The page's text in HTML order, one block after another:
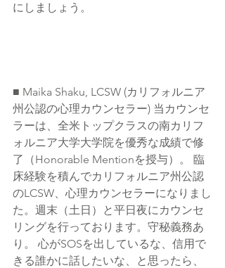
にしましょう。
■ Maika Shaku, LCSW (カリフォルニア
州公認の心理カウンセラー) 当カウンセ
ラーは、全米トップクラスの南カリフ
ォルニア大学大学院を優秀な成績で修
了（Honorable Mentionを授与）。 臨
床経験を積んでカリフォルニア州公認
のLCSW、心理カウンセラーになりまし
た。週末（土日）と平日夜にカウンセ
リングを行っております。守秘義務あ
り。 心がSOSを出しているな、信用で
きる誰かに話したいな、と思ったら、